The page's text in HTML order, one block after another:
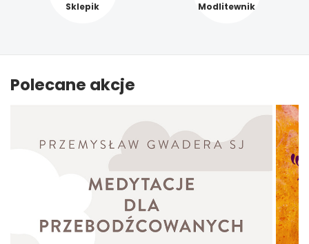
Sklepik Modlitewnik
Polecane akcje